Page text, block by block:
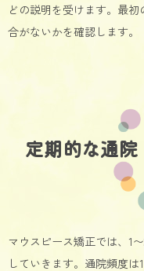
どの説明を受けます。最
合がないかを確認します。
定期的な通
マウスピース矯正では、1
していきます。通院頻度